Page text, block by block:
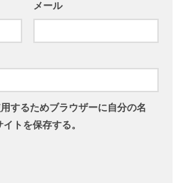
メール
するためブラウザーに自分の名
トを保存する。